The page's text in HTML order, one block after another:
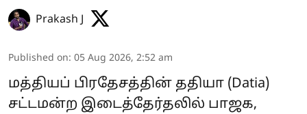
Prakash J
Published on: 05 Aug 2026, 2:52 am
மத்தியப் பிரதேசத்தின் ததியா (Datia)
சட்டமன்ற இடைத்தேர்தலில் பாஜக,